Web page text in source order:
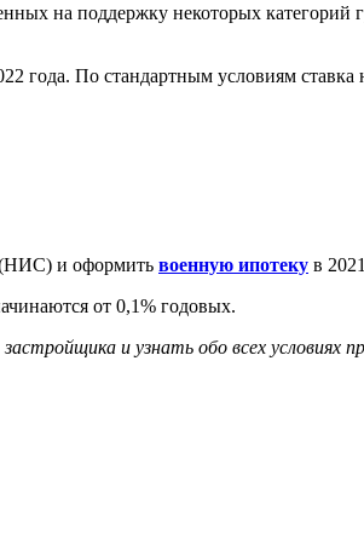
на поддержку некоторых категорий
года. По стандартным условиям
(НИС) и оформить военную ипотеку в
от 0,1% годовых.
и узнать обо всех условиях